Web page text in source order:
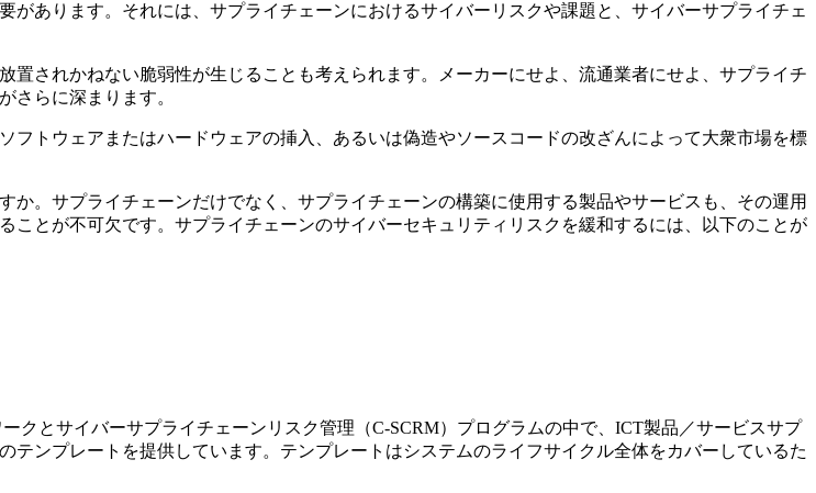
あります。それには、サプライチェーンにおけるサイバーリスクや課題と、サイバーサプライチェ
されかねない脆弱性が生じることも考えられます。メーカーにせよ、流通業者にせよ、サプライチ
さらに深まります。
トウェアまたはハードウェアの挿入、あるいは偽造やソースコードの改ざんによって大衆市場を標
。サプライチェーンだけでなく、サプライチェーンの構築に使用する製品やサービスも、その運用
とが不可欠です。サプライチェーンのサイバーセキュリティリスクを緩和するには、以下のことが
クとサイバーサプライチェーンリスク管理（C-SCRM）プログラムの中で、ICT製品／サービスサプ
ンプレートを提供しています。テンプレートはシステムのライフサイクル全体をカバーしているた